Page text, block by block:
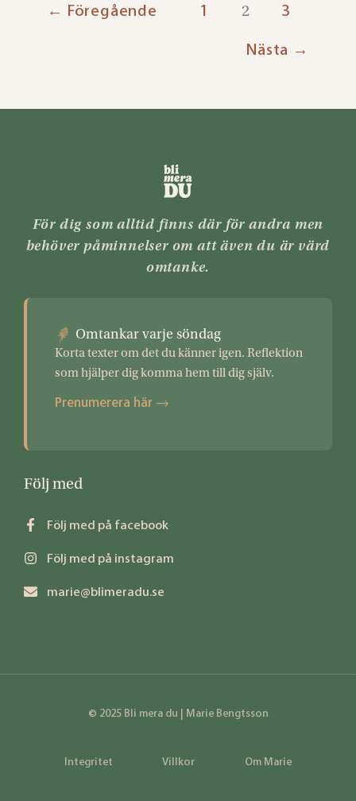
← Föregående 1 2 3
Nästa →
För dig som alltid finns där för andra men
behöver påminnelser om att även du är värd
omtanke.
Omtankar varje söndag
Korta texter om det du känner igen. Reflektion
som hjälper dig komma hem till dig själv.
Prenumerera här →
Följ med
Följ med på facebook
Följ med på instagram
marie@blimeradu.se
© 2025 Bli mera du | Marie Bengtsson
Integritet Villkor Om Marie